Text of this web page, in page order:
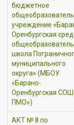
бюджетное
учреждение
Оренбургская
школа
муниципального
округа» (МБОУ
«Барано-
Оренбургская СОШ
ПМО»)
АКТ № 8 по